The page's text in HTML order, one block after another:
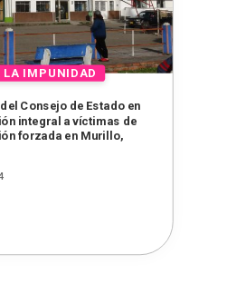
Consejo de Estado en
integral a víctimas de
forzada en Murillo,